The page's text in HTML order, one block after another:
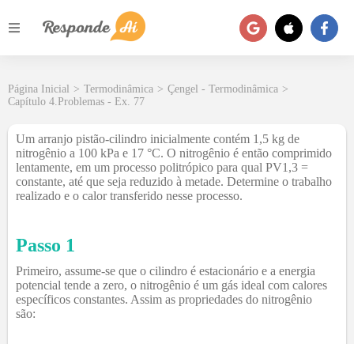
Página Inicial > Termodinâmica > Çengel - Termodinâmica >
Capítulo 4.Problemas - Ex. 77
Um arranjo pistão-cilindro inicialmente contém 1,5 kg de
nitrogênio a 100 kPa e 17 °C. O nitrogênio é então comprimido
lentamente, em um processo politrópico para qual PV1,3 =
constante, até que seja reduzido à metade. Determine o trabalho
realizado e o calor transferido nesse processo.
Passo 1
Primeiro, assume-se que o cilindro é estacionário e a energia
potencial tende a zero, o nitrogênio é um gás ideal com calores
específicos constantes. Assim as propriedades do nitrogênio
são: